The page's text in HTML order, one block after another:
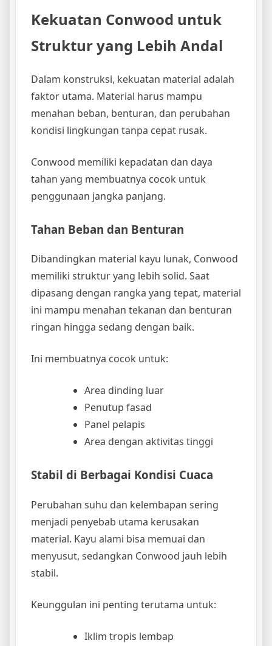
Kekuatan Conwood untuk
Struktur yang Lebih Andal
Dalam konstruksi, kekuatan material adalah
faktor utama. Material harus mampu
menahan beban, benturan, dan perubahan
kondisi lingkungan tanpa cepat rusak.
Conwood memiliki kepadatan dan daya
tahan yang membuatnya cocok untuk
penggunaan jangka panjang.
Tahan Beban dan Benturan
Dibandingkan material kayu lunak, Conwood
memiliki struktur yang lebih solid. Saat
dipasang dengan rangka yang tepat, material
ini mampu menahan tekanan dan benturan
ringan hingga sedang dengan baik.
Ini membuatnya cocok untuk:
Area dinding luar
Penutup fasad
Panel pelapis
Area dengan aktivitas tinggi
Stabil di Berbagai Kondisi Cuaca
Perubahan suhu dan kelembapan sering
menjadi penyebab utama kerusakan
material. Kayu alami bisa memuai dan
menyusut, sedangkan Conwood jauh lebih
stabil.
Keunggulan ini penting terutama untuk:
Iklim tropis lembap